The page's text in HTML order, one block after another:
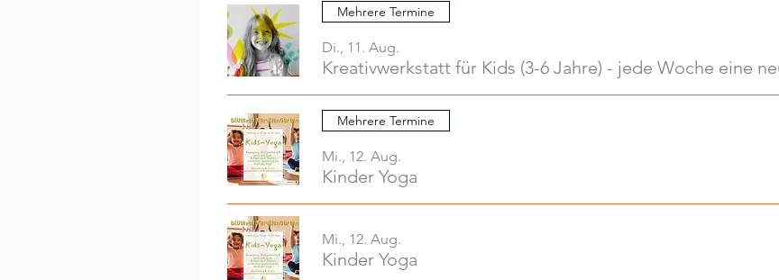
Mehrere Termine
Di., 11. Aug.
Mehrere Termine
Mi., 12. Aug.
Kinder Yoga
Mi., 12. Aug.
Kinder Yoga